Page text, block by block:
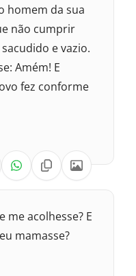
homem da sua
não cumprir
e vazio.
Amém! E
fez conforme
me acolhesse? E
mamasse?